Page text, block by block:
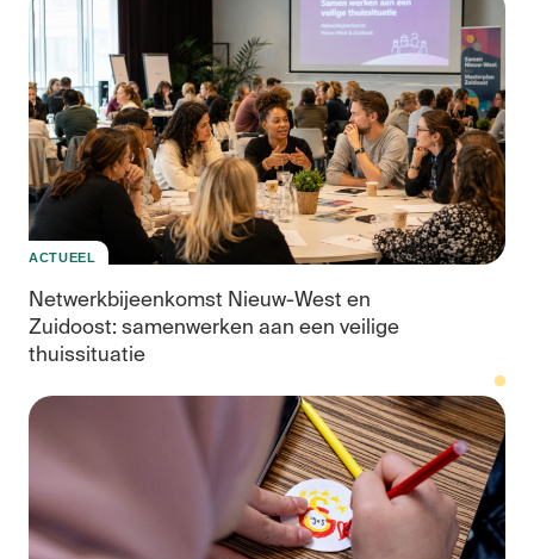
ACTUEEL
Netwerkbijeenkomst Nieuw-West en
Zuidoost: samenwerken aan een veilige
thuissituatie